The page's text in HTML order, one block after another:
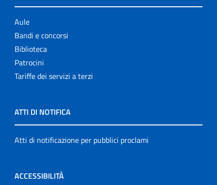
Aule
Bandi e concorsi
Biblioteca
Patrocini
Tariffe dei servizi a terzi
ATTI DI NOTIFICA
Atti di notificazione per pubblici proclami
ACCESSIBILITÀ